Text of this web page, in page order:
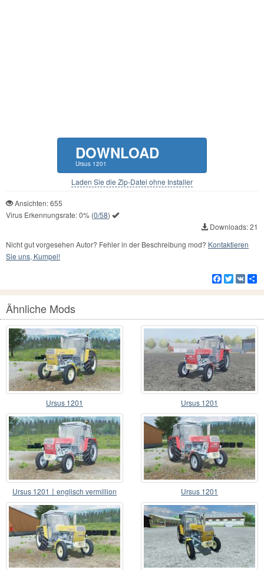
DOWNLOAD
Ursus 1201
Laden Sie die Zip-Datei ohne Installer
Ansichten: 655
Virus Erkennungsrate:0% (0/58)
Downloads: 21
Nicht gut vorgesehen Autor? Fehler in der Beschreibung mod? Kontaktieren
Sie uns, Kumpel!
Facebook
Twitter
VK
Ähnliche Mods
Ursus 1201 Ursus 1201
Ursus 1201〡englisch vermillion Ursus 1201